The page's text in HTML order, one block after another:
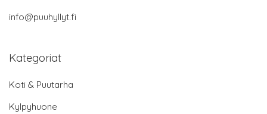
info@puuhyllyt.fi
Kategoriat
Koti & Puutarha
Kylpyhuone